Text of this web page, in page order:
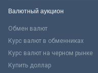
Валютный аукцион
Обмен валют
Курс валют в обменниках
Курс валют на черном рынке
Купить доллар